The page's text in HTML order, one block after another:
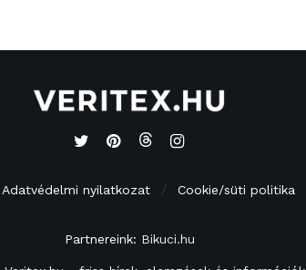
Adatvédelmi nyilatkozat Cookie/süti politika
Partnereink: Bikuci.hu